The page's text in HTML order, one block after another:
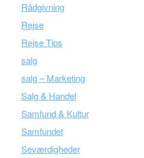
Rådgivning
Rejse
Rejse Tips
salg
salg – Marketing
Salg & Handel
Samfund & Kultur
Samfundet
Seværdigheder